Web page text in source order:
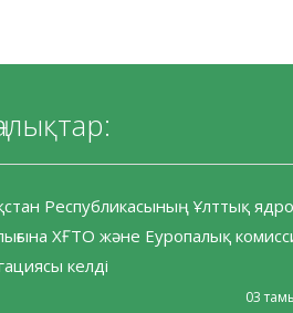
Республикасының Ұлттық
ХҒТО және Еуропалық
келді
03